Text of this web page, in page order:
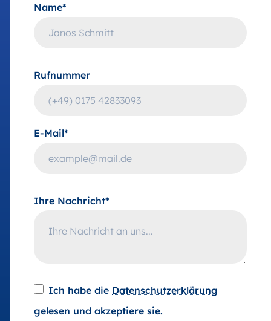
Name*
Rufnummer
E-Mail*
Ihre Nachricht*
Ich habe die Datenschutzerklärung
gelesen und akzeptiere sie.